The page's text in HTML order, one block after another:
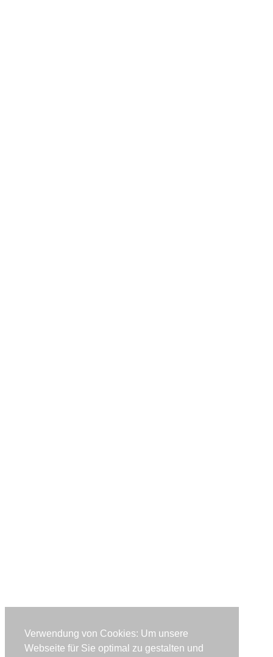
Verwendung von Cookies: Um unsere
Webseite für Sie optimal zu gestalten und